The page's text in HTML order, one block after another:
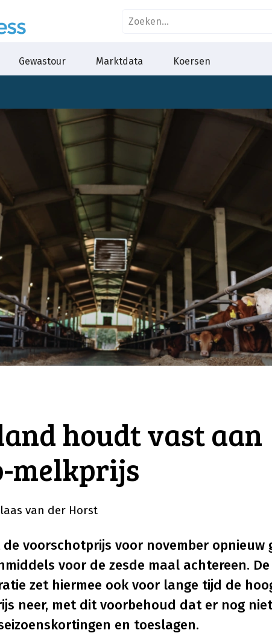
Gewastour Marktdata Koersen
houdt vast aan
melkprijs
van der Horst
voorschotprijs voor november opnieuw
voor de zesde maal achtereen. De
zet hiermee ook voor lange tijd de
neer, met dit voorbehoud dat er nog
en toeslagen.